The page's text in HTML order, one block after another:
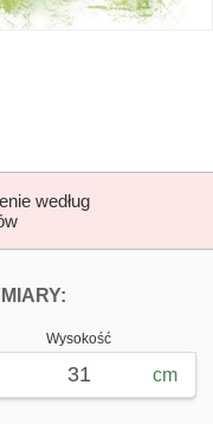
według
Wysokość
cm